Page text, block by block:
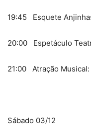
19:45 Esquete
20:00 Espetáculo
21:00 Atração Musical:
Sábado 03/12